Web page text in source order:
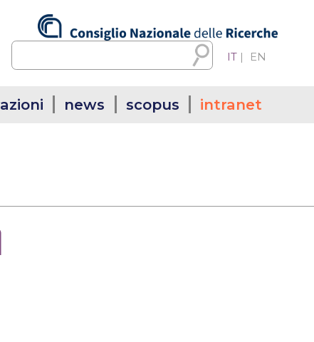
IT| EN
news scopus intranet